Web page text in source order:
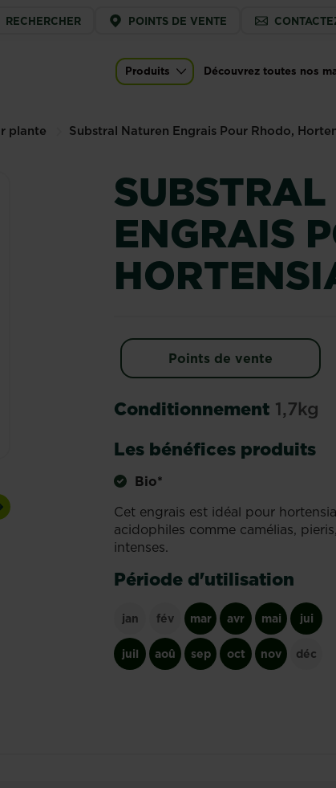
RECHERCHER POINTS DE VENTE
Main navigation
Produits Découvrez toutes nos
plante Substral Naturen Engrais Pour Rhodo,
ENGRAIS
Points de vente
Conditionnement 1,7kg
Les bénéfices produits
Bio*
Cet engrais est idéal pour
acidophiles comme camélias,
intenses.
Période d'utilisation
jan fév mar avr mai jui
juil aoû sep oct nov déc
Rhodo, Hortensia et Azalée